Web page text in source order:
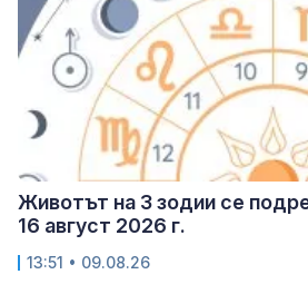
Животът на 3 зодии се
16 август 2026 г.
13:51 • 09.08.26